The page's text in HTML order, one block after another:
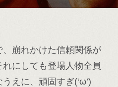
、崩れかけた信頼関係が
にしても登場人物全員
えに、頑固すぎ(‘ω’)